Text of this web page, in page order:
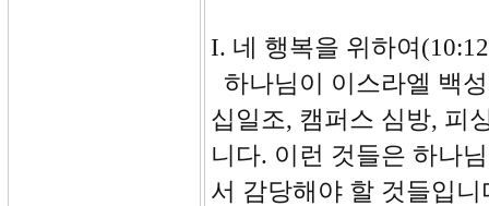
I. 네 행복을 위하여
하나님이 이스라엘 백
십일조, 캠퍼스 심방, 피
니다. 이런 것들은 하나
서 감당해야 할 것들입